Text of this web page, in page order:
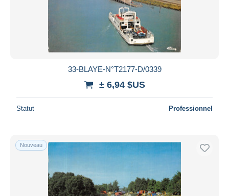
33-BLAYE-N°T2177-D/0339
± 6,94 $US
Statut Professionnel
Nouveau